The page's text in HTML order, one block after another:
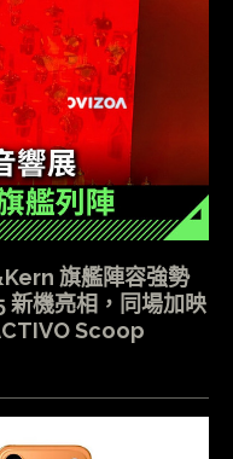
旗艦陣容強勢
新機亮相，同場加映
Scoop